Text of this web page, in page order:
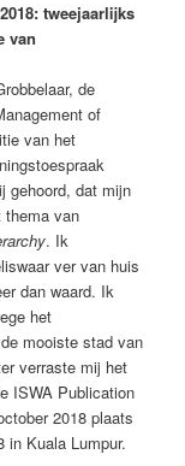
tweejaarlijks
van
de
of
van het
gehoord, dat mijn
thema van
. Ik
ver van huis
dan waard. Ik
het
mooiste stad van
verraste mij het
ISWA Publication
2018 plaats
in Kuala Lumpur.